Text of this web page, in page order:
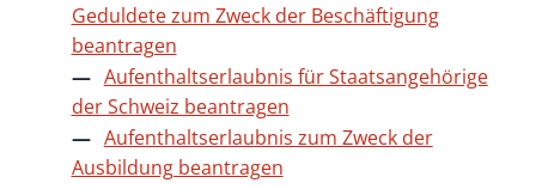
Geduldete zum Zweck der Beschäftigung
beantragen
Aufenthaltserlaubnis für Staatsangehörige
der Schweiz beantragen
Aufenthaltserlaubnis zum Zweck der
Ausbildung beantragen